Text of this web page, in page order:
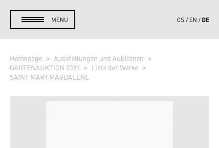
MENU CS EN DE
Homepage
Ausstellungen und Auktionen
GARTENAUKTION 2023
Liste der Werke
SAINT MARY MAGDALENE